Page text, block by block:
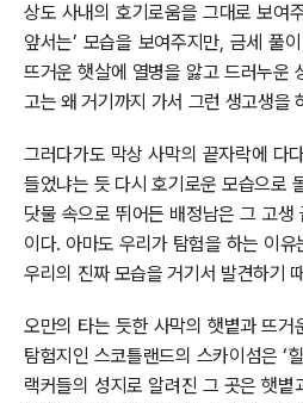
상도 사내의 호기로움을 그대로 보여
앞서는’ 모습을 보여주지만, 금세 풀
뜨거운 햇살에 열병을 앓고 드러누운
고는 왜 거기까지 가서 그런 생고생을
그러다가도 막상 사막의 끝자락에 다
들었냐는 듯 다시 호기로운 모습으로
닷물 속으로 뛰어든 배정남은 그 고생
이다. 아마도 우리가 탐험을 하는 이
우리의 진짜 모습을 거기서 발견하기
오만의 타는 듯한 사막의 햇볕과 뜨거
탐험지인 스코틀랜드의 스카이섬은 ‘
랙커들의 성지로 알려진 그 곳은 햇볕